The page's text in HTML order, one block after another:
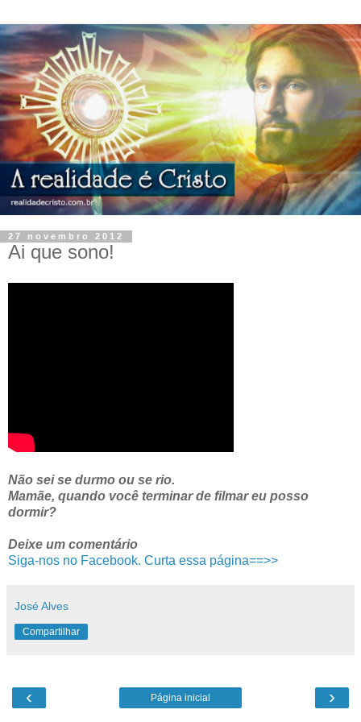
27 novembro 2012
Ai que sono!
Não sei se durmo ou se rio.
Mamãe, quando você terminar de filmar eu posso
dormir?
Deixe um comentário
Siga-nos no Facebook. Curta essa página==>>
José Alves
Compartilhar
‹ ›
Página inicial